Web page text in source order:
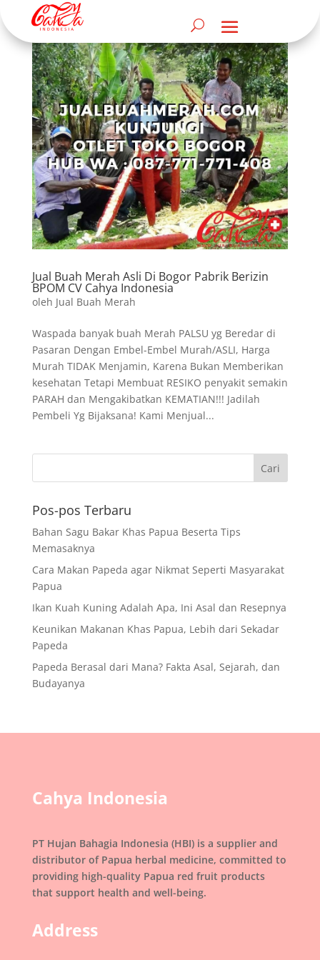
Jual Buah Merah Asli Di Bogor Pabrik Berizin
BPOM CV Cahya Indonesia
oleh Jual Buah Merah
Waspada banyak buah Merah PALSU yg Beredar di
Pasaran Dengan Embel-Embel Murah/ASLI, Harga
Murah TIDAK Menjamin, Karena Bukan Memberikan
kesehatan Tetapi Membuat RESIKO penyakit semakin
PARAH dan Mengakibatkan KEMATIAN!!! Jadilah
Pembeli Yg Bijaksana! Kami Menjual...
Pos-pos Terbaru
Bahan Sagu Bakar Khas Papua Beserta Tips
Memasaknya
Cara Makan Papeda agar Nikmat Seperti Masyarakat
Papua
Ikan Kuah Kuning Adalah Apa, Ini Asal dan Resepnya
Keunikan Makanan Khas Papua, Lebih dari Sekadar
Papeda
Papeda Berasal dari Mana? Fakta Asal, Sejarah, dan
Budayanya
Cahya Indonesia
PT Hujan Bahagia Indonesia (HBI) is a supplier and
distributor of Papua herbal medicine, committed to
providing high-quality Papua red fruit products
that support health and well-being.
Address